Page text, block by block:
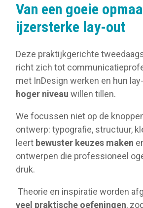
Van een goeie
ijzersterke lay-out
Deze praktijkgerichte
richt zich tot
met InDesign werken en hun
hoger niveau willen tillen.
We focussen niet op de
ontwerp: typografie, structuur,
leert bewuster keuzes maken
ontwerpen die professioneel
druk.
Theorie en inspiratie worden
veel praktische oefeningen,